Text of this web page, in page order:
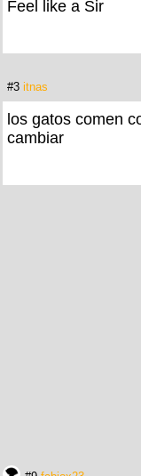
Feel like a Sir
#3 itnas
los gatos comen
cambiar